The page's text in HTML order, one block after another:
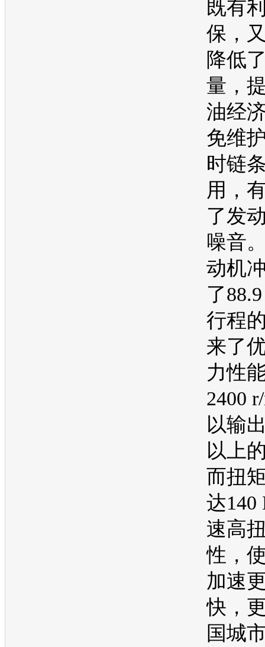
既有
保 ，
降低
量，
油经
免维
时链
用，
了发
噪音
动机
了
行程
来了
力性
2400
以输
以上
而扭
达140
速高
性，
加速
快，
国城